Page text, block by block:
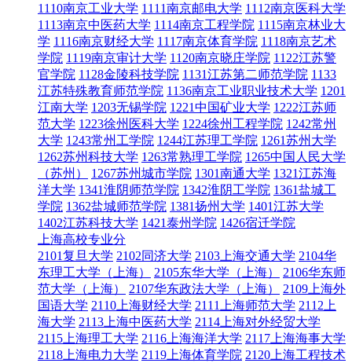
1110南京工业大学 1111南京邮电大学 1112南京医科大学
1113南京中医药大学 1114南京工程学院 1115南京林业大
学 1116南京财经大学 1117南京体育学院 1118南京艺术
学院 1119南京审计大学 1120南京晓庄学院 1122江苏警
官学院 1128金陵科技学院 1131江苏第二师范学院 1133
江苏特殊教育师范学院 1136南京工业职业技术大学 1201
江南大学 1203无锡学院 1221中国矿业大学 1222江苏师
范大学 1223徐州医科大学 1224徐州工程学院 1242常州
大学 1243常州工学院 1244江苏理工学院 1261苏州大学
1262苏州科技大学 1263常熟理工学院 1265中国人民大学
（苏州）
1267苏州城市学院 1301南通大学 1321江苏海
洋大学 1341淮阴师范学院 1342淮阴工学院 1361盐城工
学院 1362盐城师范学院 1381扬州大学 1401江苏大学
1402江苏科技大学 1421泰州学院 1426宿迁学院
上海高校专业分
2101复旦大学 2102同济大学 2103上海交通大学 2104华
东理工大学（上海）
2105东华大学（上海）
2106华东师
范大学（上海）
2107华东政法大学（上海）
2109上海外
国语大学 2110上海财经大学 2111上海师范大学 2112上
海大学 2113上海中医药大学 2114上海对外经贸大学
2115上海理工大学 2116上海海洋大学 2117上海海事大学
2118上海电力大学 2119上海体育学院 2120上海工程技术